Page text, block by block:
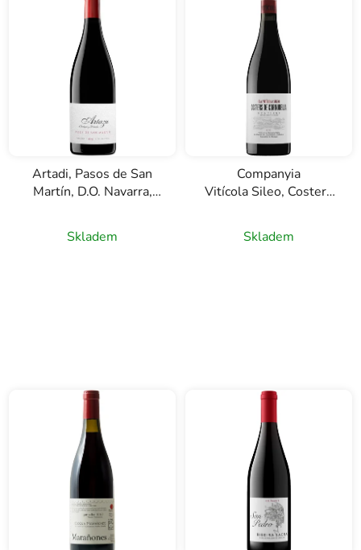
Artadi, Pasos de San
Martín, D.O. Navarra,
Skladem
Companyia
Vitícola Sileo, Costers
Montsant, červené víno,
0,75l
Skladem